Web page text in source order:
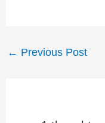
← Previous Post